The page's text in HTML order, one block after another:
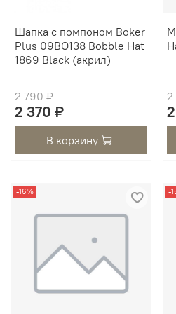
Шапка с помпоном Boker
Plus 09BO138 Bobble Hat
1869 Black (акрил)
2 790 ₽
2 370 ₽
В корзину
2
-16% -